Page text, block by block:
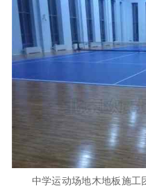
中学运动场地木地板施工